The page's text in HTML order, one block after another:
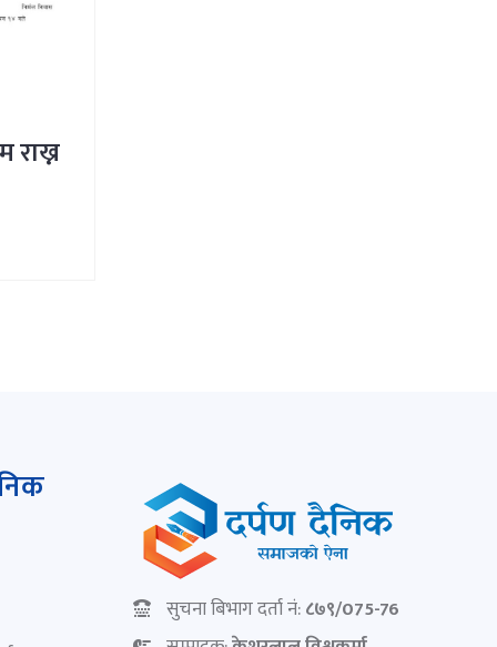
राख्न
सुचना बिभाग दर्ता नं:८७९/075-76